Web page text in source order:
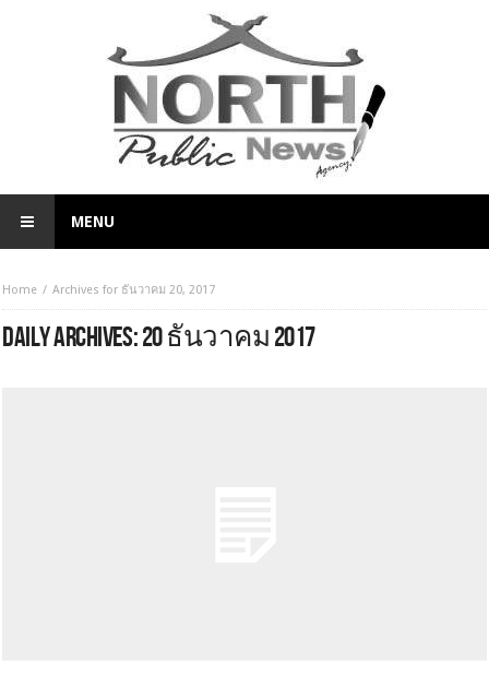
MENU
Home Archives for ธันวาคม 20, 2017
DAILY ARCHIVES:20 ธันวาคม 2017